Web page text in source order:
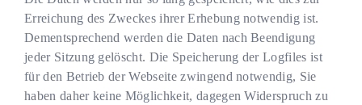
Erreichung des Zweckes ihrer Erhebung notwendig ist.
Dementsprechend werden die Daten nach Beendigung
jeder Sitzung gelöscht. Die Speicherung der Logfiles ist
für den Betrieb der Webseite zwingend notwendig, Sie
haben daher keine Möglichkeit, dagegen Widerspruch zu